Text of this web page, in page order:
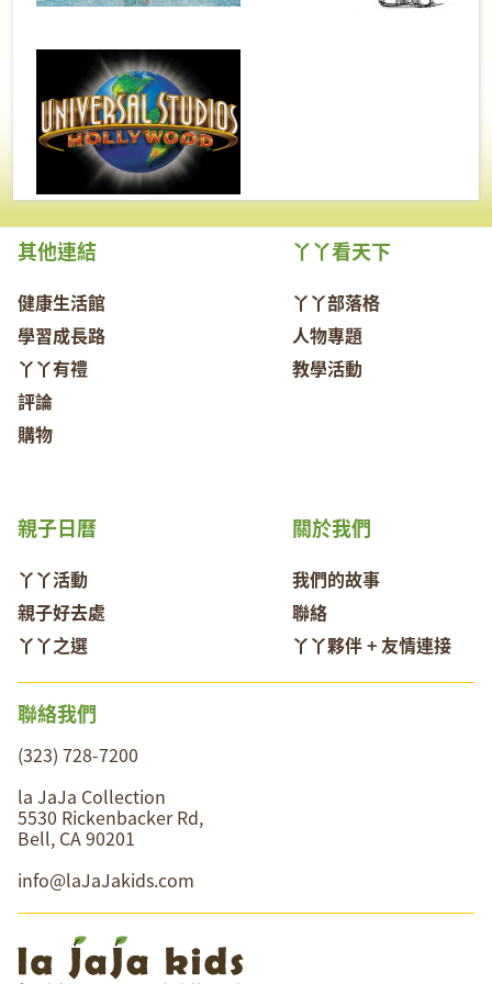
其他連結
健康生活館
學習成長路
丫丫有禮
評論
購物
丫丫看天下
丫丫部落格
人物專題
教學活動
關於我們
我們的故事
聯絡
丫丫夥伴 + 友情連接
親子日曆
丫丫活動
親子好去處
丫丫之選
聯絡我們
(323) 728-7200
la JaJa Collection
5530 Rickenbacker Rd,
Bell, CA 90201
info@laJaJakids.com